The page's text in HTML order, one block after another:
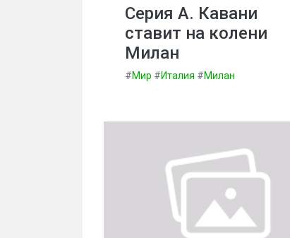
Серия А. Кавани
ставит на колени
Милан
#Мир #Италия #Милан